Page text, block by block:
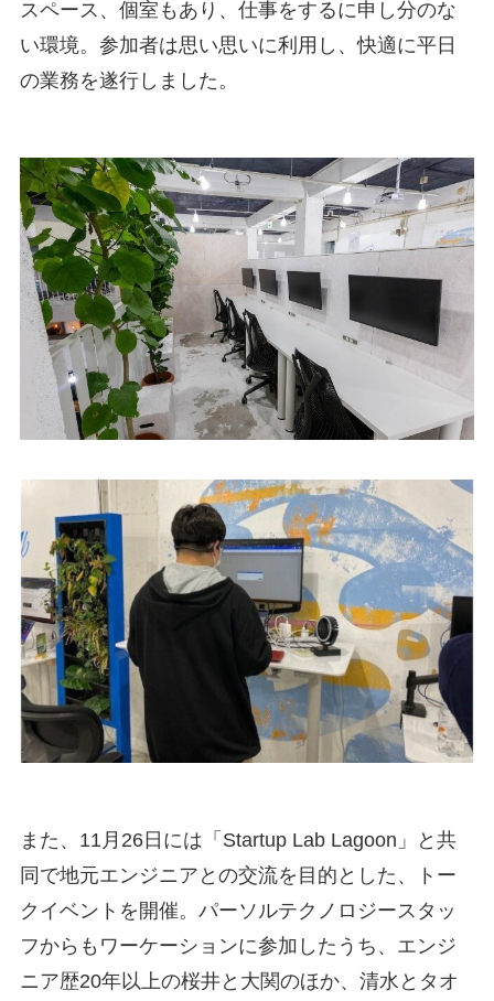
スペース、個室もあり、仕事をするに申し分のな
い環境。参加者は思い思いに利用し、快適に平日
の業務を遂行しました。
また、11月26日には「Startup Lab Lagoon」と共
同で地元エンジニアとの交流を目的とした、トー
クイベントを開催。パーソルテクノロジースタッ
フからもワーケーションに参加したうち、エンジ
ニア歴20年以上の桜井と大関のほか、清水とタオ